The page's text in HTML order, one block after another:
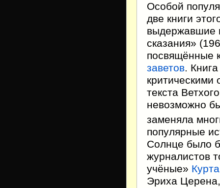
Особой
две книги
выдержавшие
сказания»
посвящённые
заветов.
критическими
текста
невозможно
заменяла
популярные
Солнце было
журналистов
учёные»
Эриха